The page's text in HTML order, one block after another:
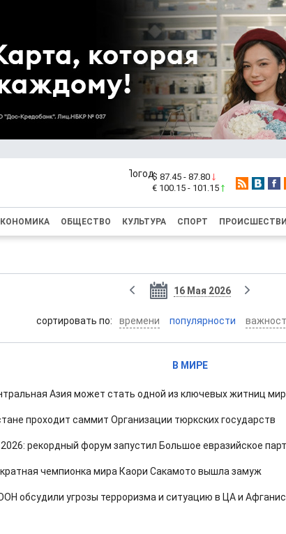
$ 87.45 - 87.80
€ 100.15 - 101.15
ОБЩЕСТВО КУЛЬТУРА СПОРТ
16 Мая 2026
cортировать по: времени популярности
В МИРЕ
Азия может стать одной из ключевых житниц
проходит саммит Организации тюркских государств
2026: рекордный форум запустил Большое евразийское
чемпионка мира Каори Сакамото вышла замуж
обсудили угрозы терроризма и ситуацию в ЦА и